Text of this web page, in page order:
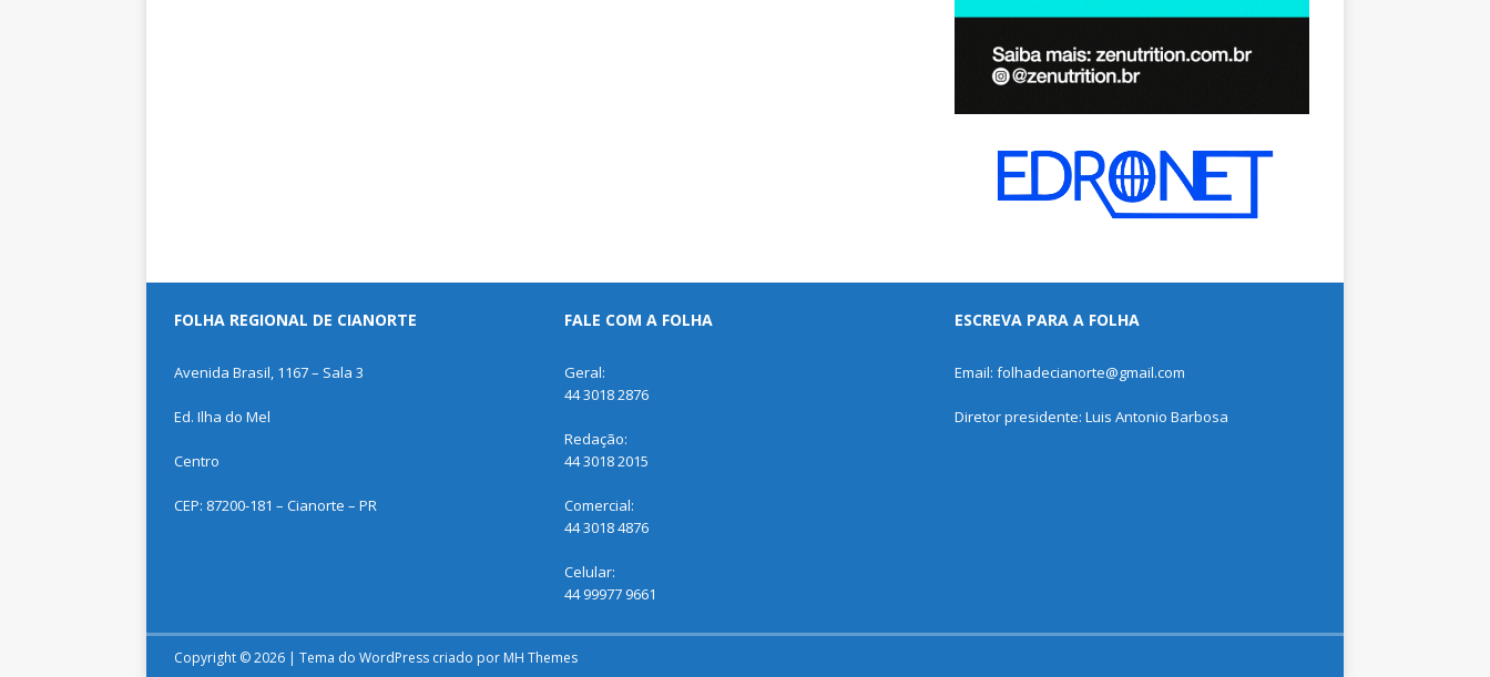
FOLHA REGIONAL DE CIANORTE
Avenida Brasil, 1167 – Sala 3
Ed. Ilha do Mel
Centro
CEP: 87200-181 – Cianorte – PR
FALE COM A FOLHA
Geral:
44 3018 2876
Redação:
44 3018 2015
Comercial:
44 3018 4876
Celular:
44 99977 9661
ESCREVA PARA A FOLHA
Email: folhadecianorte@gmail.com
Diretor presidente: Luis Antonio Barbosa
Copyright © 2026 | Tema do WordPress criado por MH Themes